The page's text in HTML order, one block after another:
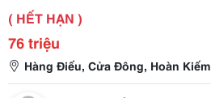
( HẾT HẠN )
76 triệu
Hàng Điếu, Cửa Đông, Hoàn Kiếm